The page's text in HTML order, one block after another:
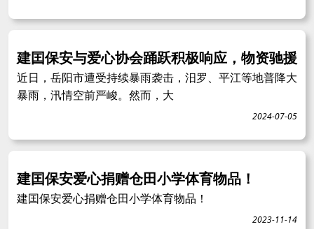
建囯保安与爱心协会踊跃积极响应，物资驰援
近日，岳阳市遭受持续暴雨袭击，汨罗、平江等地普降大
暴雨，汛情空前严峻。然而，大
2024-07-05
建囯保安爱心捐赠仓田小学体育物品！
建囯保安爱心捐赠仓田小学体育物品！
2023-11-14